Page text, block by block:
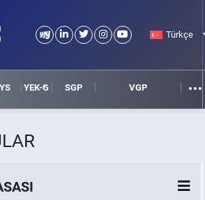
Türkçe
YEK-G SGP VGP